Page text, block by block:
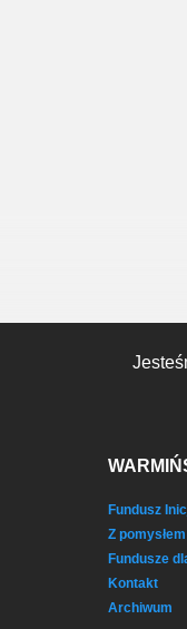
Fundusz
Z pomysłem
Fundusze
Kontakt
Archiwum